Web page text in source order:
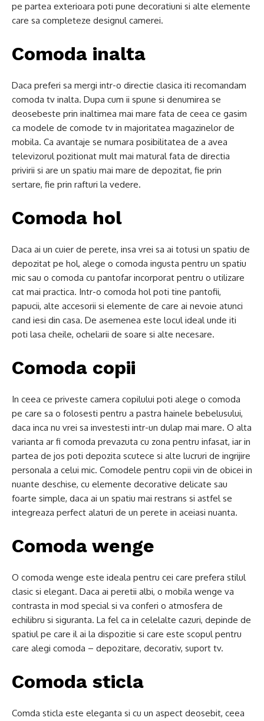
pe partea exterioara poti pune decoratiuni si alte elemente
care sa completeze designul camerei.
Comoda inalta
Daca preferi sa mergi intr-o directie clasica iti recomandam
comoda tv inalta. Dupa cum ii spune si denumirea se
deosebeste prin inaltimea mai mare fata de ceea ce gasim
ca modele de comode tv in majoritatea magazinelor de
mobila. Ca avantaje se numara posibilitatea de a avea
televizorul pozitionat mult mai matural fata de directia
privirii si are un spatiu mai mare de depozitat, fie prin
sertare, fie prin rafturi la vedere.
Comoda hol
Daca ai un cuier de perete, insa vrei sa ai totusi un spatiu de
depozitat pe hol, alege o comoda ingusta pentru un spatiu
mic sau o comoda cu pantofar incorporat pentru o utilizare
cat mai practica. Intr-o comoda hol poti tine pantofii,
papucii, alte accesorii si elemente de care ai nevoie atunci
cand iesi din casa. De asemenea este locul ideal unde iti
poti lasa cheile, ochelarii de soare si alte necesare.
Comoda copii
In ceea ce priveste camera copilului poti alege o comoda
pe care sa o folosesti pentru a pastra hainele bebelusului,
daca inca nu vrei sa investesti intr-un dulap mai mare. O alta
varianta ar fi comoda prevazuta cu zona pentru infasat, iar in
partea de jos poti depozita scutece si alte lucruri de ingrijire
personala a celui mic. Comodele pentru copii vin de obicei in
nuante deschise, cu elemente decorative delicate sau
foarte simple, daca ai un spatiu mai restrans si astfel se
integreaza perfect alaturi de un perete in aceiasi nuanta.
Comoda wenge
O comoda wenge este ideala pentru cei care prefera stilul
clasic si elegant. Daca ai peretii albi, o mobila wenge va
contrasta in mod special si va conferi o atmosfera de
echilibru si siguranta. La fel ca in celelalte cazuri, depinde de
spatiul pe care il ai la dispozitie si care este scopul pentru
care alegi comoda – depozitare, decorativ, suport tv.
Comoda sticla
Comda sticla este eleganta si cu un aspect deosebit, ceea